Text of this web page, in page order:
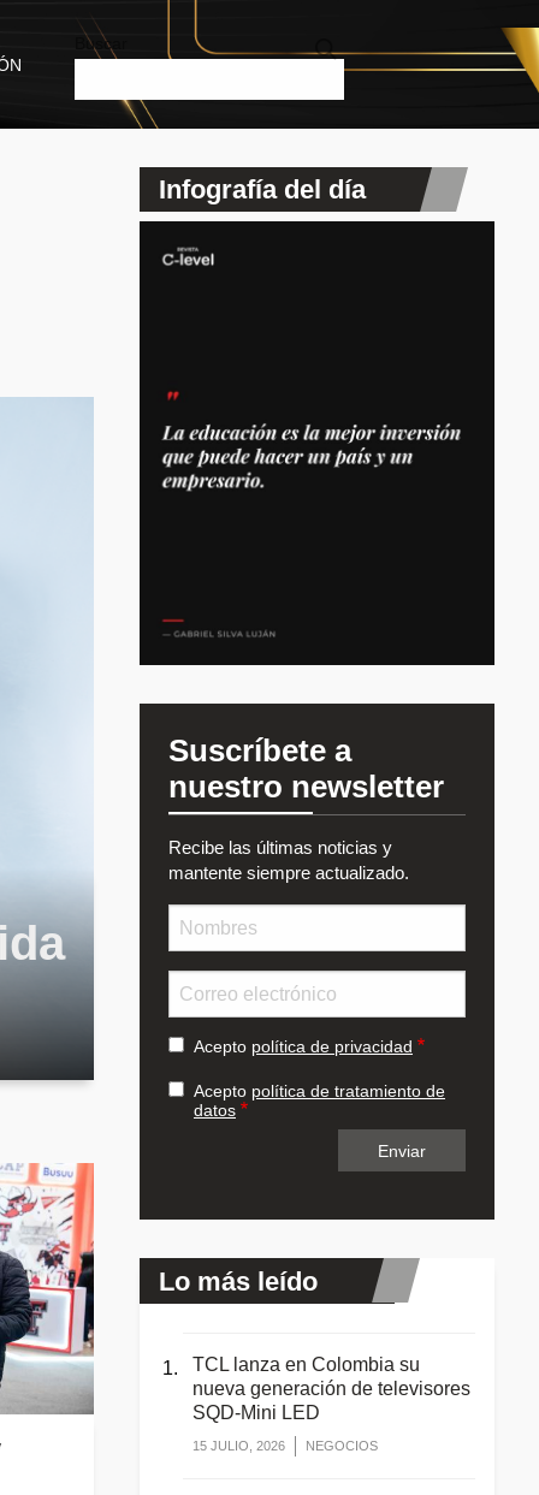
Buscar
Infografía del día
Suscríbete a
nuestro newsletter
Recibe las últimas noticias y
mantente siempre actualizado.
Acepto política de privacidad
Acepto política de tratamiento de
datos
Lo más leído
TCL lanza en Colombia su
nueva generación de televisores
SQD-Mini LED
15 JULIO, 2026 NEGOCIOS